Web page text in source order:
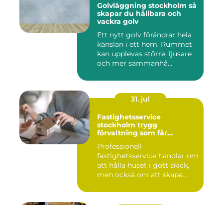
Golvläggning stockholm så
skapar du hållbara och
vackra golv
Ett nytt golv förändrar hela
känslan i ett hem. Rummet
kan upplevas större, ljusare
och mer sammanhå...
31. jul
Fastighetsservice
stockholm trygg
förvaltning som får
Professionell
fastighetsservice handlar om
att hålla huset i gott skick,
men också om att skapa